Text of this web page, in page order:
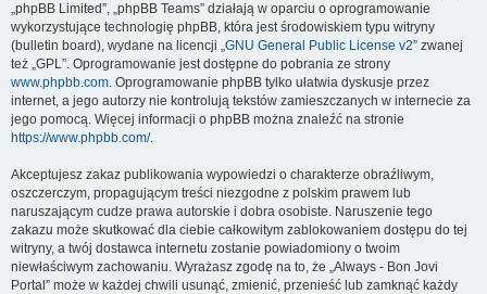
„phpBB Limited”, „phpBB Teams” działają w oparciu o oprogramowanie
wykorzystujące technologię phpBB, która jest środowiskiem typu witryny
(bulletin board), wydane na licencji „GNU General Public License v2” zwanej
też „GPL”. Oprogramowanie jest dostępne do pobrania ze strony
www.phpbb.com. Oprogramowanie phpBB tylko ułatwia dyskusje przez
internet, a jego autorzy nie kontrolują tekstów zamieszczanych w internecie za
jego pomocą. Więcej informacji o phpBB można znaleźć na stronie
https://www.phpbb.com/.
Akceptujesz zakaz publikowania wypowiedzi o charakterze obraźliwym,
oszczerczym, propagującym treści niezgodne z polskim prawem lub
naruszającym cudze prawa autorskie i dobra osobiste. Naruszenie tego
zakazu może skutkować dla ciebie całkowitym zablokowaniem dostępu do tej
witryny, a twój dostawca internetu zostanie powiadomiony o twoim
niewłaściwym zachowaniu. Wyrażasz zgodę na to, że „Always - Bon Jovi
Portal” może w każdej chwili usunąć, zmienić, przenieść lub zamknąć każdy